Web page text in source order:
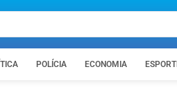
POLÍCIA ECONOMIA